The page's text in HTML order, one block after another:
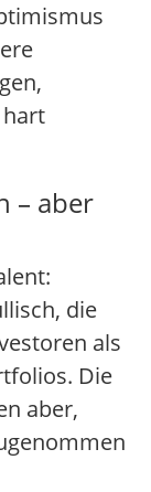
hart
– aber
die
als
Die
aber,